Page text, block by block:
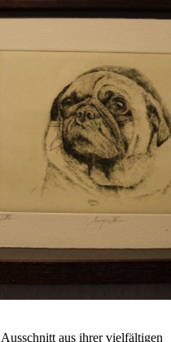
aus ihrer vielfältigen